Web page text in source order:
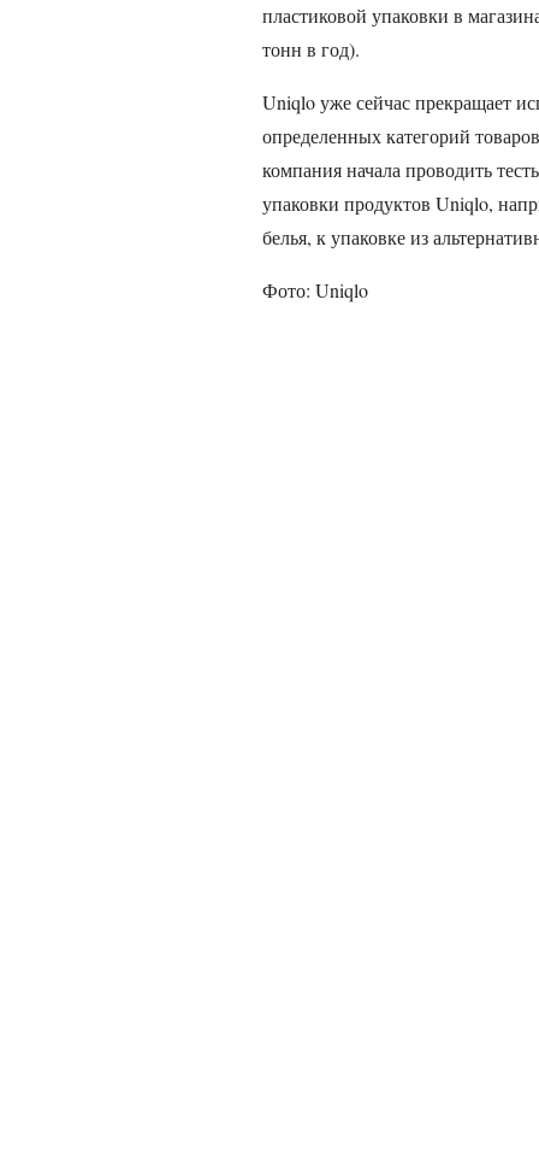
пластиковой упаковки в
тонн в год).
Uniqlo уже сейчас прекращает
определенных категорий
компания начала проводить
упаковки продуктов Uniqlo,
белья, к упаковке из
Фото: Uniqlo